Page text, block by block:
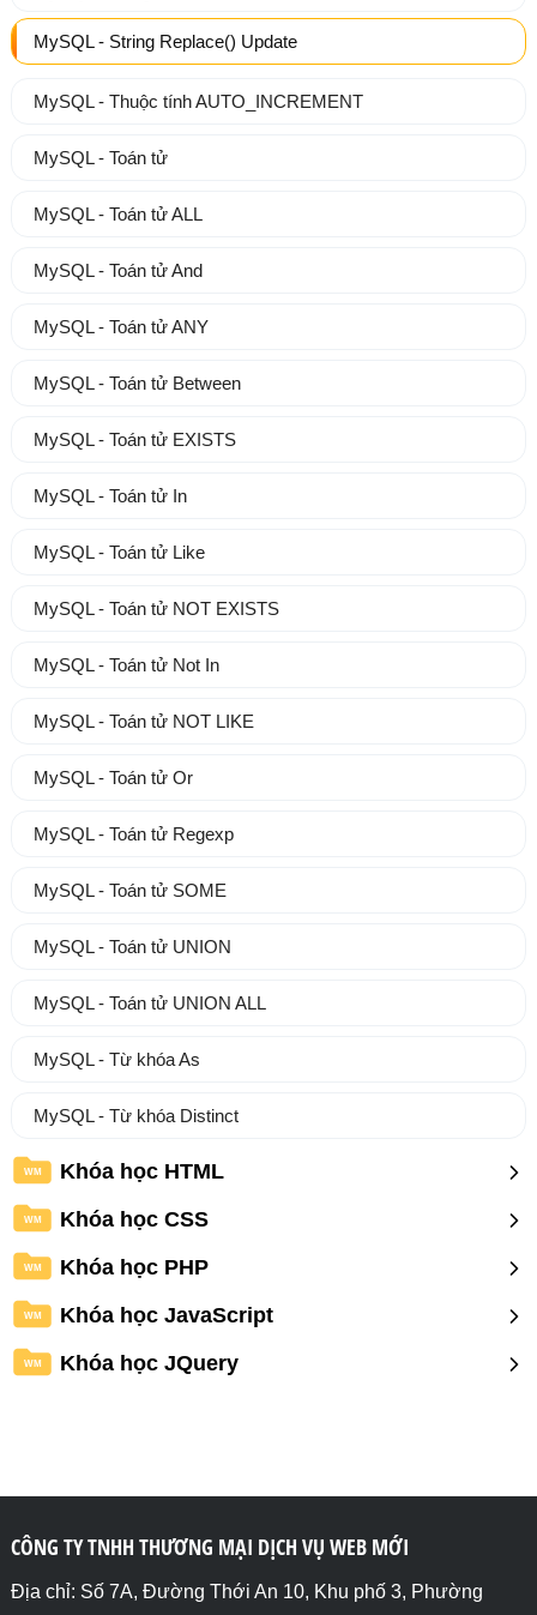
MySQL - String Replace() Update
MySQL - Thuộc tính AUTO_INCREMENT
MySQL - Toán tử
MySQL - Toán tử ALL
MySQL - Toán tử And
MySQL - Toán tử ANY
MySQL - Toán tử Between
MySQL - Toán tử EXISTS
MySQL - Toán tử In
MySQL - Toán tử Like
MySQL - Toán tử NOT EXISTS
MySQL - Toán tử Not In
MySQL - Toán tử NOT LIKE
MySQL - Toán tử Or
MySQL - Toán tử Regexp
MySQL - Toán tử SOME
MySQL - Toán tử UNION
MySQL - Toán tử UNION ALL
MySQL - Từ khóa As
MySQL - Từ khóa Distinct
WM Khóa học HTML
WM Khóa học CSS
WM Khóa học PHP
WM Khóa học JavaScript
WM Khóa học JQuery
CÔNG TY TNHH THƯƠNG MẠI DỊCH VỤ WEB MỚI
Địa chỉ: Số 7A, Đường Thới An 10, Khu phố 3, Phường